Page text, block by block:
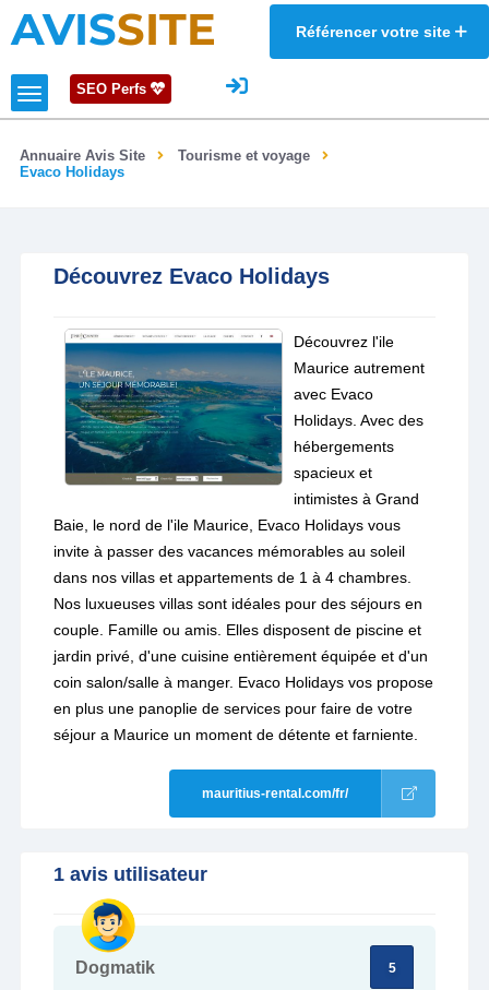
AVISSITE Référencer votre site
SEO Perfs
Annuaire Avis Site
Tourisme et voyage
Evaco Holidays
Découvrez Evaco Holidays
Découvrez l'ile
Maurice autrement
avec Evaco
Holidays. Avec des
hébergements
spacieux et
intimistes à Grand
Baie, le nord de l'ile Maurice, Evaco Holidays vous
invite à passer des vacances mémorables au soleil
dans nos villas et appartements de 1 à 4 chambres.
Nos luxueuses villas sont idéales pour des séjours en
couple. Famille ou amis. Elles disposent de piscine et
jardin privé, d'une cuisine entièrement équipée et d'un
coin salon/salle à manger. Evaco Holidays vos propose
en plus une panoplie de services pour faire de votre
séjour a Maurice un moment de détente et farniente.
mauritius-rental.com/fr/
1 avis utilisateur
Dogmatik 5